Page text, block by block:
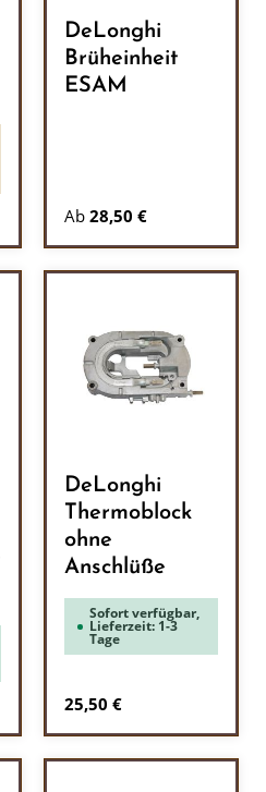
DeLonghi
Brüheinheit
ESAM
Ab 28,50 €
DeLonghi
Thermoblock
ohne
Anschlüße
Sofort verfügbar,
Lieferzeit: 1-3
Tage
Regulärer Preis:
25,50 €